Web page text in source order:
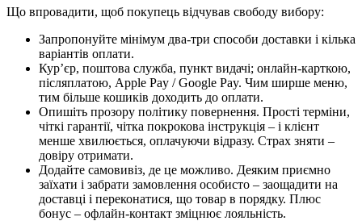
Що впровадити, щоб покупець відчував свободу вибору:
Запропонуйте мінімум два-три способи доставки і кілька
варіантів оплати.
Кур’єр, поштова служба, пункт видачі; онлайн-карткою,
післяплатою, Apple Pay / Google Pay. Чим ширше меню,
тим більше кошиків доходить до оплати.
Опишіть прозору політику повернення. Прості терміни,
чіткі гарантії, чітка покрокова інструкція – і клієнт
менше хвилюється, оплачуючи відразу. Страх зняти –
довіру отримати.
Додайте самовивіз, де це можливо. Деяким приємно
заїхати і забрати замовлення особисто – заощадити на
доставці і переконатися, що товар в порядку. Плюс
бонус – офлайн-контакт зміцнює лояльність.